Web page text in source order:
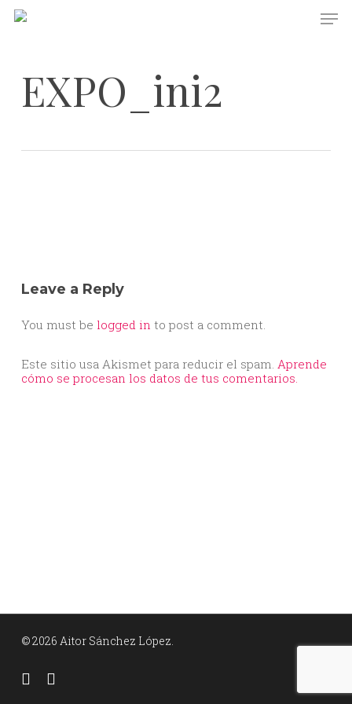
Skip
EXPO_ini2
Leave a Reply
You must be logged in to post a comment.
Este sitio usa Akismet para reducir el spam. Aprende
cómo se procesan los datos de tus comentarios.
© 2026 Aitor Sánchez López.
facebooklinkedin